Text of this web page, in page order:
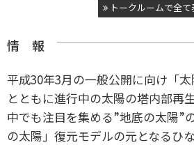
トークルームで全て
情 報
平成30年3月の一般公開に向け「
とともに進行中の太陽の塔内部再
中でも注目を集める”地底の太陽”
の太陽」復元モデルの元となるひ